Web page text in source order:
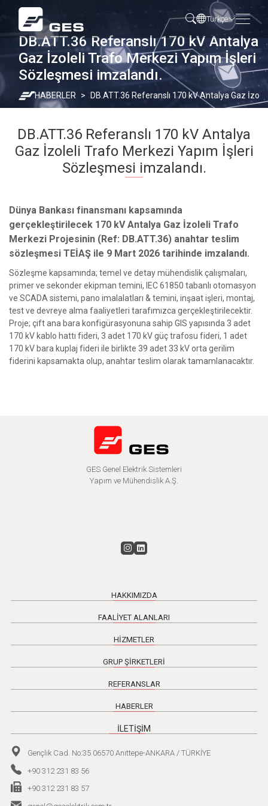
Türkçe
DB.ATT.36 Referanslı 170 kV Antalya
Gaz İzoleli Trafo Merkezi Yapım İşleri
Sözleşmesi imzalandı.
HABERLER DB.ATT.36 Referanslı 170 kV Antalya Gaz
DB.ATT.36 Referanslı 170 kV Antalya
Gaz İzoleli Trafo Merkezi Yapım İşleri
Sözleşmesi imzalandı.
Dünya Bankası finansmanı kapsamında
gerçekleştirilecek 170 kV Antalya Gaz İzoleli Trafo
Merkezi Projesinin (Ref: DB.ATT.36) anahtar teslim
sözleşmesi TEİAŞ ile 9 Mart 2026 tarihinde imzalandı.
Sözleşme kapsamında; temel ve detay mühendislik çalışmaları,
primer ve sekonder ekipman temini, IEC 61850 tabanlı otomasyon
ve SCADA sistemi, pano imalalatları & temini, inşaat işleri, montaj,
test ve devreye alma faaliyetleri tarafımızca gerçekleştirilecektir.
Proje; çift ana bara konfigürasyonuna sahip GIS yapısında 3 adet
170 kV kablo hattı fideri, 3 adet 170 kV güç trafosu fideri, 1 adet
170 kV bara kuplaj fideri ile birlikte 39 adet 33 kV orta gerilim
fiderini kapsamakta olup, anahtar teslim olarak tamamlanacaktır.
GES Genel Elektrik Sistemleri
Yapım ve Mühendislik A.Ş.
HAKKIMIZDA
FAALİYET ALANLARI
HİZMETLER
GRUP ŞİRKETLERİ
REFERANSLAR
HABERLER
İLETİŞİM
Gençlik Cad. No:35 06570 Anıttepe-ANKARA / TÜRKİYE
+90 312 231 83 56
+90 312 231 83 57